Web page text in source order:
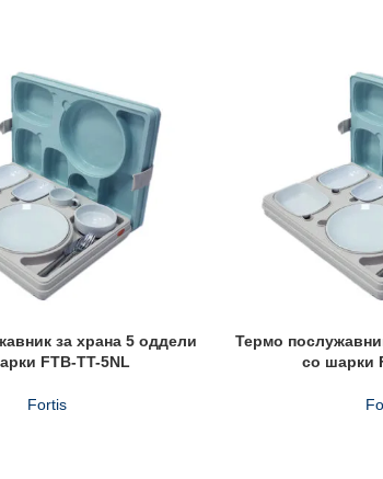
за храна 5 оддели
FTB-TT-5NL
Fortis
Термо
со шарки